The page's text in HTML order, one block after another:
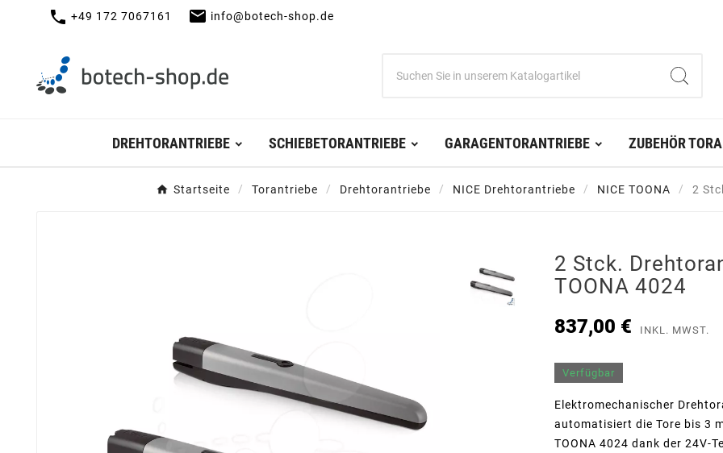
call +49 172 7067161 mail info@botech-shop.de
DREHTORANTRIEBE SCHIEBETORANTRIEBE GARAGENTORANTRIEBE ZUBEHÖR
Startseite Torantriebe Drehtorantriebe NICE Drehtorantriebe NICE TOONA 2
2 Stck.
TOONA 4024
837,00 € INKL. MWST.
Verfügbar
Elektromechanischer
automatisiert die Tore bis 3
TOONA 4024 dank der 24V-